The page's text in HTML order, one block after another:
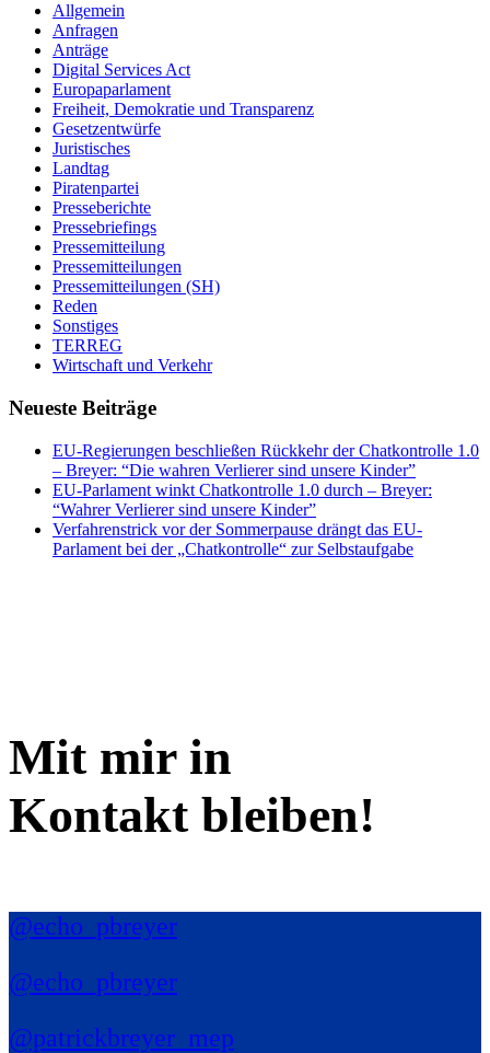
Allgemein
Anfragen
Anträge
Digital Services Act
Europaparlament
Freiheit, Demokratie und Transparenz
Gesetzentwürfe
Juristisches
Landtag
Piratenpartei
Presseberichte
Pressebriefings
Pressemitteilung
Pressemitteilungen
Pressemitteilungen (SH)
Reden
Sonstiges
TERREG
Wirtschaft und Verkehr
Neueste Beiträge
EU-Regierungen beschließen Rückkehr der Chatkontrolle 1.0
– Breyer: “Die wahren Verlierer sind unsere Kinder”
EU-Parlament winkt Chatkontrolle 1.0 durch – Breyer:
“Wahrer Verlierer sind unsere Kinder”
Verfahrenstrick vor der Sommerpause drängt das EU-
Parlament bei der „Chatkontrolle“ zur Selbstaufgabe
Mit mir in
Kontakt bleiben!
@echo_pbreyer
@echo_pbreyer
@patrickbreyer_mep